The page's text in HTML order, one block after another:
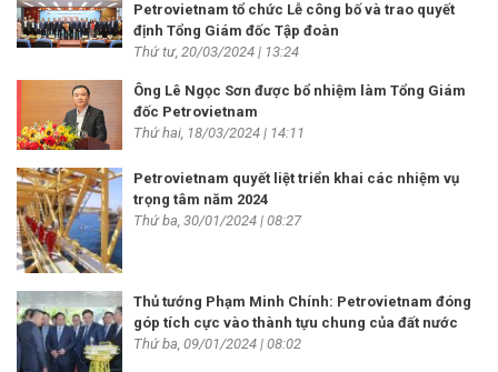
Petrovietnam tổ chức Lễ công bố và trao quyết
định Tổng Giám đốc Tập đoàn
Thứ tư, 20/03/2024 | 13:24
Ông Lê Ngọc Sơn được bổ nhiệm làm Tổng Giám
đốc Petrovietnam
Thứ hai, 18/03/2024 | 14:11
Petrovietnam quyết liệt triển khai các nhiệm vụ
trọng tâm năm 2024
Thứ ba, 30/01/2024 | 08:27
Thủ tướng Phạm Minh Chính: Petrovietnam đóng
góp tích cực vào thành tựu chung của đất nước
Thứ ba, 09/01/2024 | 08:02